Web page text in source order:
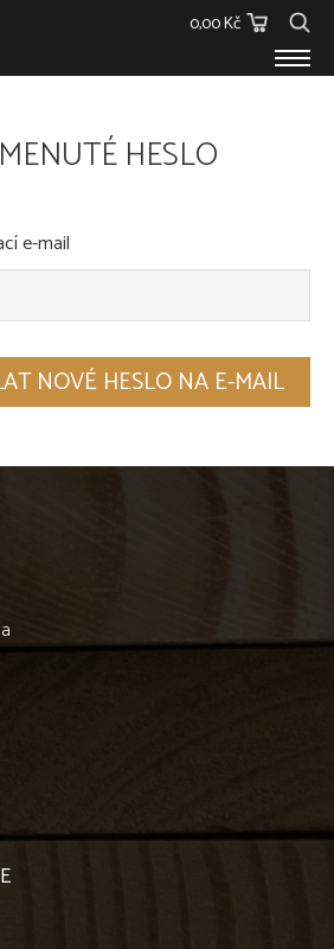
0,00 Kč
Dřevěný materiál
Podstřešní fólie
O NÁS
KONTAKT
HESLO
e-mail